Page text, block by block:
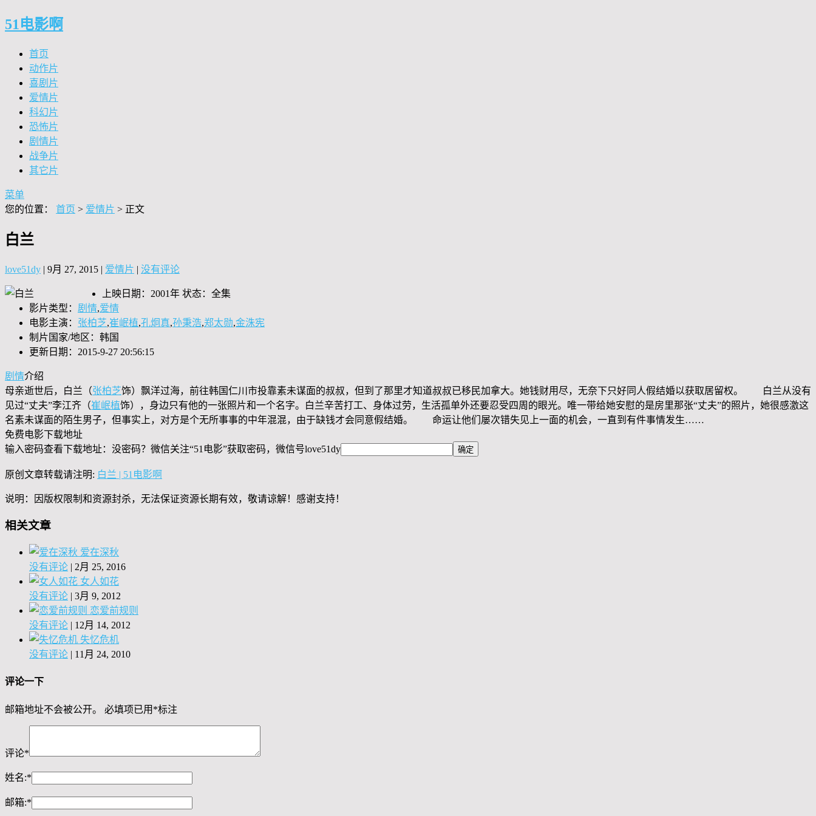
51电影啊
首页
动作片
喜剧片
爱情片
科幻片
恐怖片
剧情片
战争片
其它片
菜单
您的位置： 首页 > 爱情片 > 正文
白兰
love51dy | 9月 27, 2015 | 爱情片 | 没有评论
上映日期：2001年 状态：全集
影片类型： 剧情,爱情
电影主演： 张柏芝,崔岷植,孔炯真,孙秉浩,郑太勋,金洙宪
制片国家/地区：韩国
更新日期：2015-9-27 20:56:15
剧情介绍
母亲逝世后，白兰（张柏芝饰）飘洋过海，前往韩国仁川市投靠素未谋面的叔叔，但到了那里才知道叔叔已移民加拿大。她钱财用尽，无奈下只好同人假结婚以获取居留权。 白兰从没有
见过“丈夫”李江齐（崔岷植饰），身边只有他的一张照片和一个名字。白兰辛苦打工、身体过劳，生活孤单外还要忍受四周的眼光。唯一带给她安慰的是房里那张“丈夫”的照片，她很感激这
名素未谋面的陌生男子，但事实上，对方是个无所事事的中年混混，由于缺钱才会同意假结婚。 命运让他们屡次错失见上一面的机会，一直到有件事情发生……
免费电影下载地址
输入密码查看下载地址：没密码？微信关注“51电影”获取密码，微信号love51dy
原创文章转载请注明: 白兰 | 51电影啊
说明：因版权限制和资源封杀，无法保证资源长期有效，敬请谅解！感谢支持！
相关文章
爱在深秋
没有评论 | 2月 25, 2016
女人如花
没有评论 | 3月 9, 2012
恋爱前规则
没有评论 | 12月 14, 2012
失忆危机
没有评论 | 11月 24, 2010
评论一下
邮箱地址不会被公开。 必填项已用 *标注
评论*
姓名:*
邮箱:*